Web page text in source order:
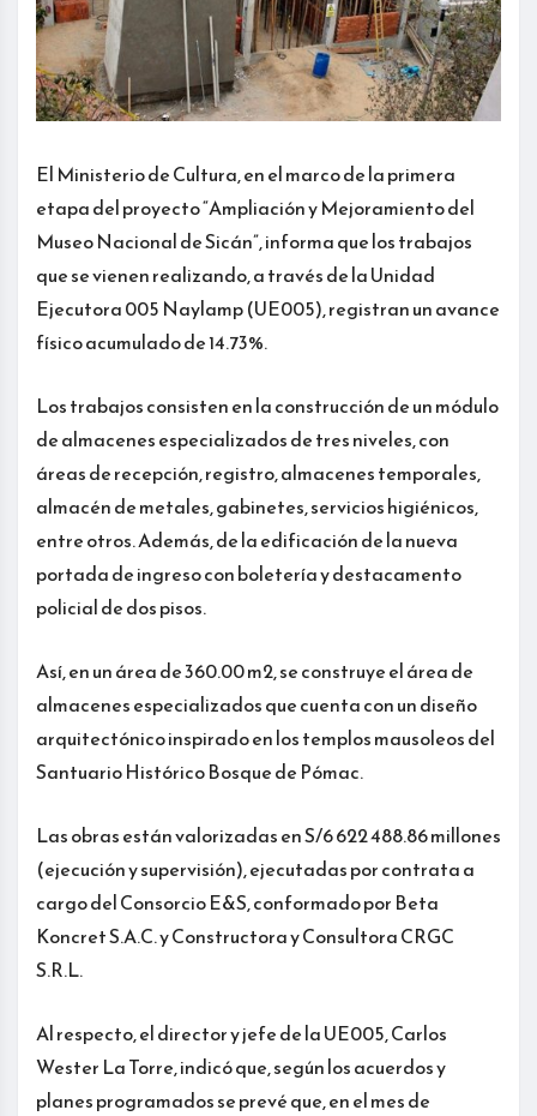
El Ministerio de Cultura, en el marco de la primera
etapa del proyecto “Ampliación y Mejoramiento del
Museo Nacional de Sicán”, informa que los trabajos
que se vienen realizando, a través de la Unidad
Ejecutora 005 Naylamp (UE005), registran un avance
físico acumulado de 14.73%.
Los trabajos consisten en la construcción de un módulo
de almacenes especializados de tres niveles, con
áreas de recepción, registro, almacenes temporales,
almacén de metales, gabinetes, servicios higiénicos,
entre otros. Además, de la edificación de la nueva
portada de ingreso con boletería y destacamento
policial de dos pisos.
Así, en un área de 360.00 m2, se construye el área de
almacenes especializados que cuenta con un diseño
arquitectónico inspirado en los templos mausoleos del
Santuario Histórico Bosque de Pómac.
Las obras están valorizadas en S/6 622 488.86 millones
(ejecución y supervisión), ejecutadas por contrata a
cargo del Consorcio E&S, conformado por Beta
Koncret S.A.C. y Constructora y Consultora CRGC
S.R.L.
Al respecto, el director y jefe de la UE005, Carlos
Wester La Torre, indicó que, según los acuerdos y
planes programados se prevé que, en el mes de